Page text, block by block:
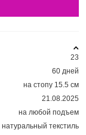
23
60 дней
на стопу 15.5 см
21.08.2025
на любой подъем
натуральный текстиль